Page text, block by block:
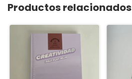
Productos relacionados